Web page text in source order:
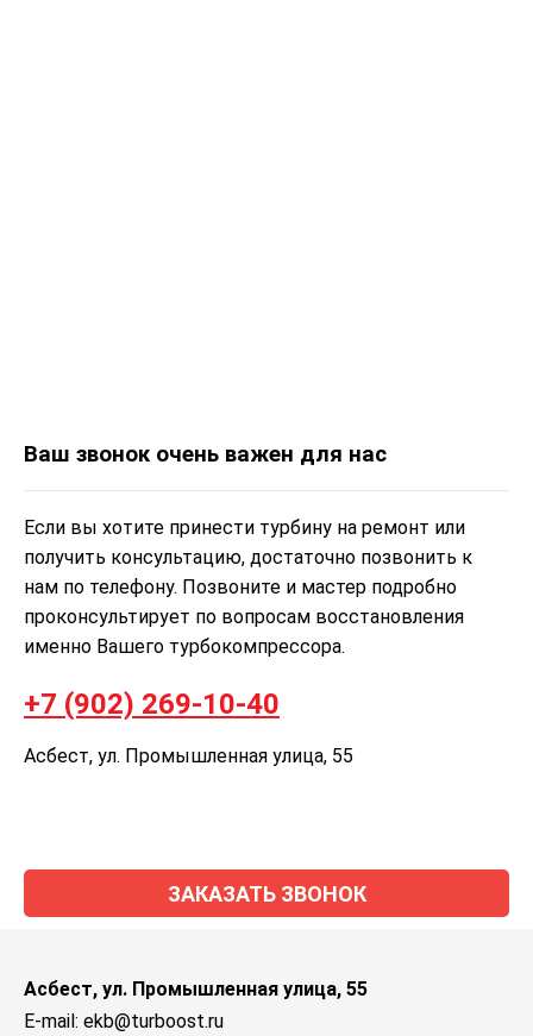
Ваш звонок очень важен для нас
Если вы хотите принести турбину на ремонт или
получить консультацию, достаточно позвонить к
нам по телефону. Позвоните и мастер подробно
проконсультирует по вопросам восстановления
именно Вашего турбокомпрессора.
+7 (902) 269-10-40
Асбест, ул. Промышленная улица, 55
ЗАКАЗАТЬ ЗВОНОК
Асбест, ул. Промышленная улица, 55
E-mail: ekb@turboost.ru